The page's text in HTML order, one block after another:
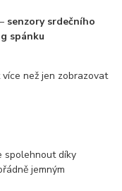
senzory srdečního
spánku
než jen zobrazovat
spolehnout díky
jemným